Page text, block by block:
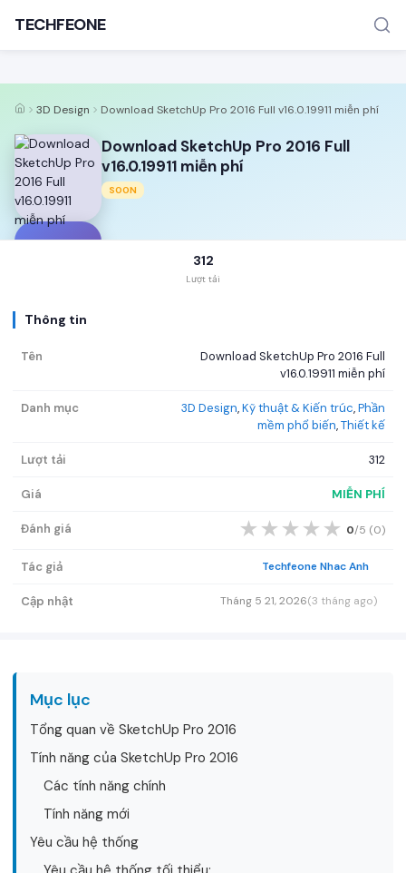
TÌM KIẾM PHỔ BIẾN
TECHFEONE
3D Design Download SketchUp Pro 2016 Full v16.0.19911 miễn phí
Download SketchUp Pro 2016 Full
v16.0.19911 miễn phí
SOON
312
Lượt tải
Thông tin
Tên
Download SketchUp Pro 2016 Full
v16.0.19911 miễn phí
Danh mục 3D Design,Kỹ thuật & Kiến trúc,Phần
mềm phổ biến,Thiết kế
Lượt tải 312
Giá MIỄN PHÍ
Đánh giá ★ ★ ★ ★ ★ 0/5 (0)
Tác giả Techfeone Nhac Anh
Cập nhật Tháng 5 21, 2026(3 tháng ago)
Mục lục
Tổng quan về SketchUp Pro 2016
Tính năng của SketchUp Pro 2016
Các tính năng chính
Tính năng mới
Yêu cầu hệ thống